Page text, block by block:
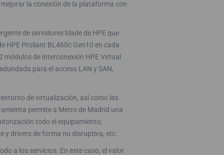
la conexión de la plataforma con
de servidores blade de HPE que
HPE Proliant BL460c Gen10 en cada
de interconexión HPE Virtual
para el acceso LAN y SAN,
de virtualización, así como las
permite a Metro de Madrid una
todo el equipamiento;
y drivers de forma no disruptiva, etc.
a los servicios. En este caso, el valor